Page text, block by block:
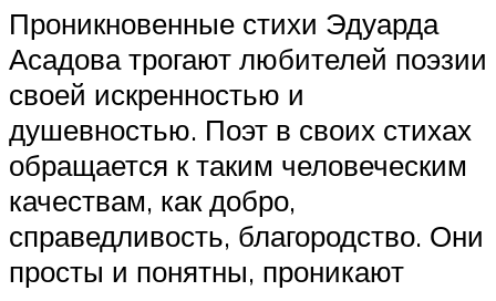
Проникновенные стихи Эдуарда
Асадова трогают любителей поэзии
своей искренностью и
душевностью. Поэт в своих стихах
обращается к таким человеческим
качествам, как добро,
справедливость, благородство. Они
просты и понятны, проникают